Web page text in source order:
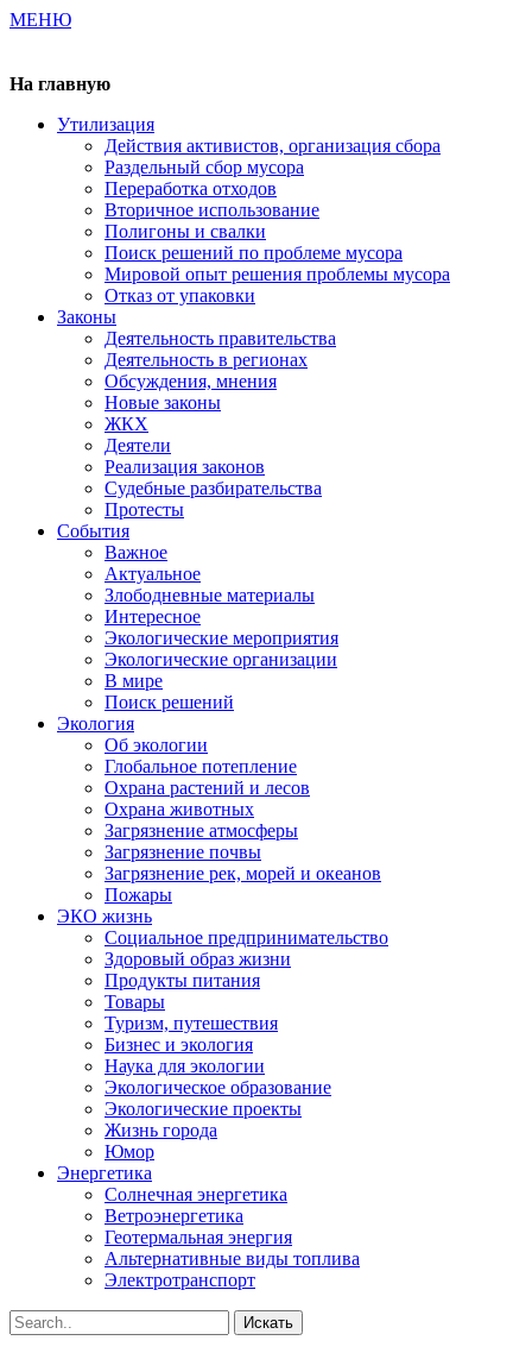
МЕНЮ
На главную
Утилизация
Действия активистов, организация сбора
Раздельный сбор мусора
Переработка отходов
Вторичное использование
Полигоны и свалки
Поиск решений по проблеме мусора
Мировой опыт решения проблемы мусора
Отказ от упаковки
Законы
Деятельность правительства
Деятельность в регионах
Обсуждения, мнения
Новые законы
ЖКХ
Деятели
Реализация законов
Судебные разбирательства
Протесты
События
Важное
Актуальное
Злободневные материалы
Интересное
Экологические мероприятия
Экологические организации
В мире
Поиск решений
Экология
Об экологии
Глобальное потепление
Охрана растений и лесов
Охрана животных
Загрязнение атмосферы
Загрязнение почвы
Загрязнение рек, морей и океанов
Пожары
ЭКО жизнь
Социальное предпринимательство
Здоровый образ жизни
Продукты питания
Товары
Туризм, путешествия
Бизнес и экология
Наука для экологии
Экологическое образование
Экологические проекты
Жизнь города
Юмор
Энергетика
Солнечная энергетика
Ветроэнергетика
Геотермальная энергия
Альтернативные виды топлива
Электротранспорт